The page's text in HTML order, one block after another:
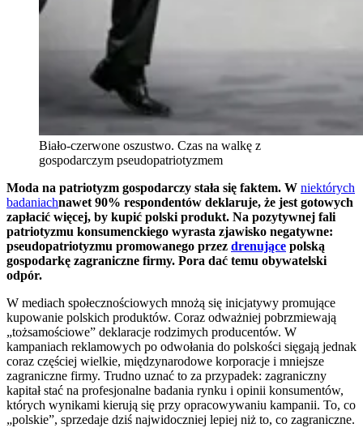
Biało-czerwone oszustwo. Czas na walkę z
gospodarczym pseudopatriotyzmem
Moda na patriotyzm gospodarczy stała się faktem. W niektórych
badaniachnawet 90% respondentów deklaruje, że jest gotowych
zapłacić więcej, by kupić polski produkt. Na pozytywnej fali
patriotyzmu konsumenckiego wyrasta zjawisko negatywne:
pseudopatriotyzmu promowanego przez drenujące polską
gospodarkę zagraniczne firmy. Pora dać temu obywatelski
odpór.
W mediach społecznościowych mnożą się inicjatywy promujące
kupowanie polskich produktów. Coraz odważniej pobrzmiewają
„tożsamościowe” deklaracje rodzimych producentów. W
kampaniach reklamowych po odwołania do polskości sięgają jednak
coraz częściej wielkie, międzynarodowe korporacje i mniejsze
zagraniczne firmy. Trudno uznać to za przypadek: zagraniczny
kapitał stać na profesjonalne badania rynku i opinii konsumentów,
których wynikami kierują się przy opracowywaniu kampanii. To, co
„polskie”, sprzedaje dziś najwidoczniej lepiej niż to, co zagraniczne.